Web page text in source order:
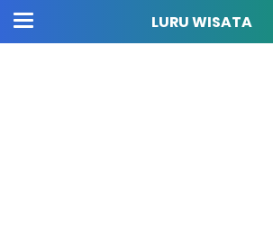
LURU WISATA